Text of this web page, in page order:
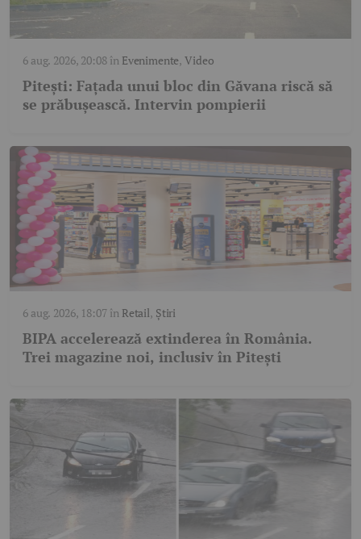
6 aug. 2026, 20:08în Evenimente,Video
Pitești: Fațada unui bloc din Găvana riscă să
se prăbușească. Intervin pompierii
6 aug. 2026, 18:07în Retail, Știri
BIPA accelerează extinderea în România.
Trei magazine noi, inclusiv în Pitești